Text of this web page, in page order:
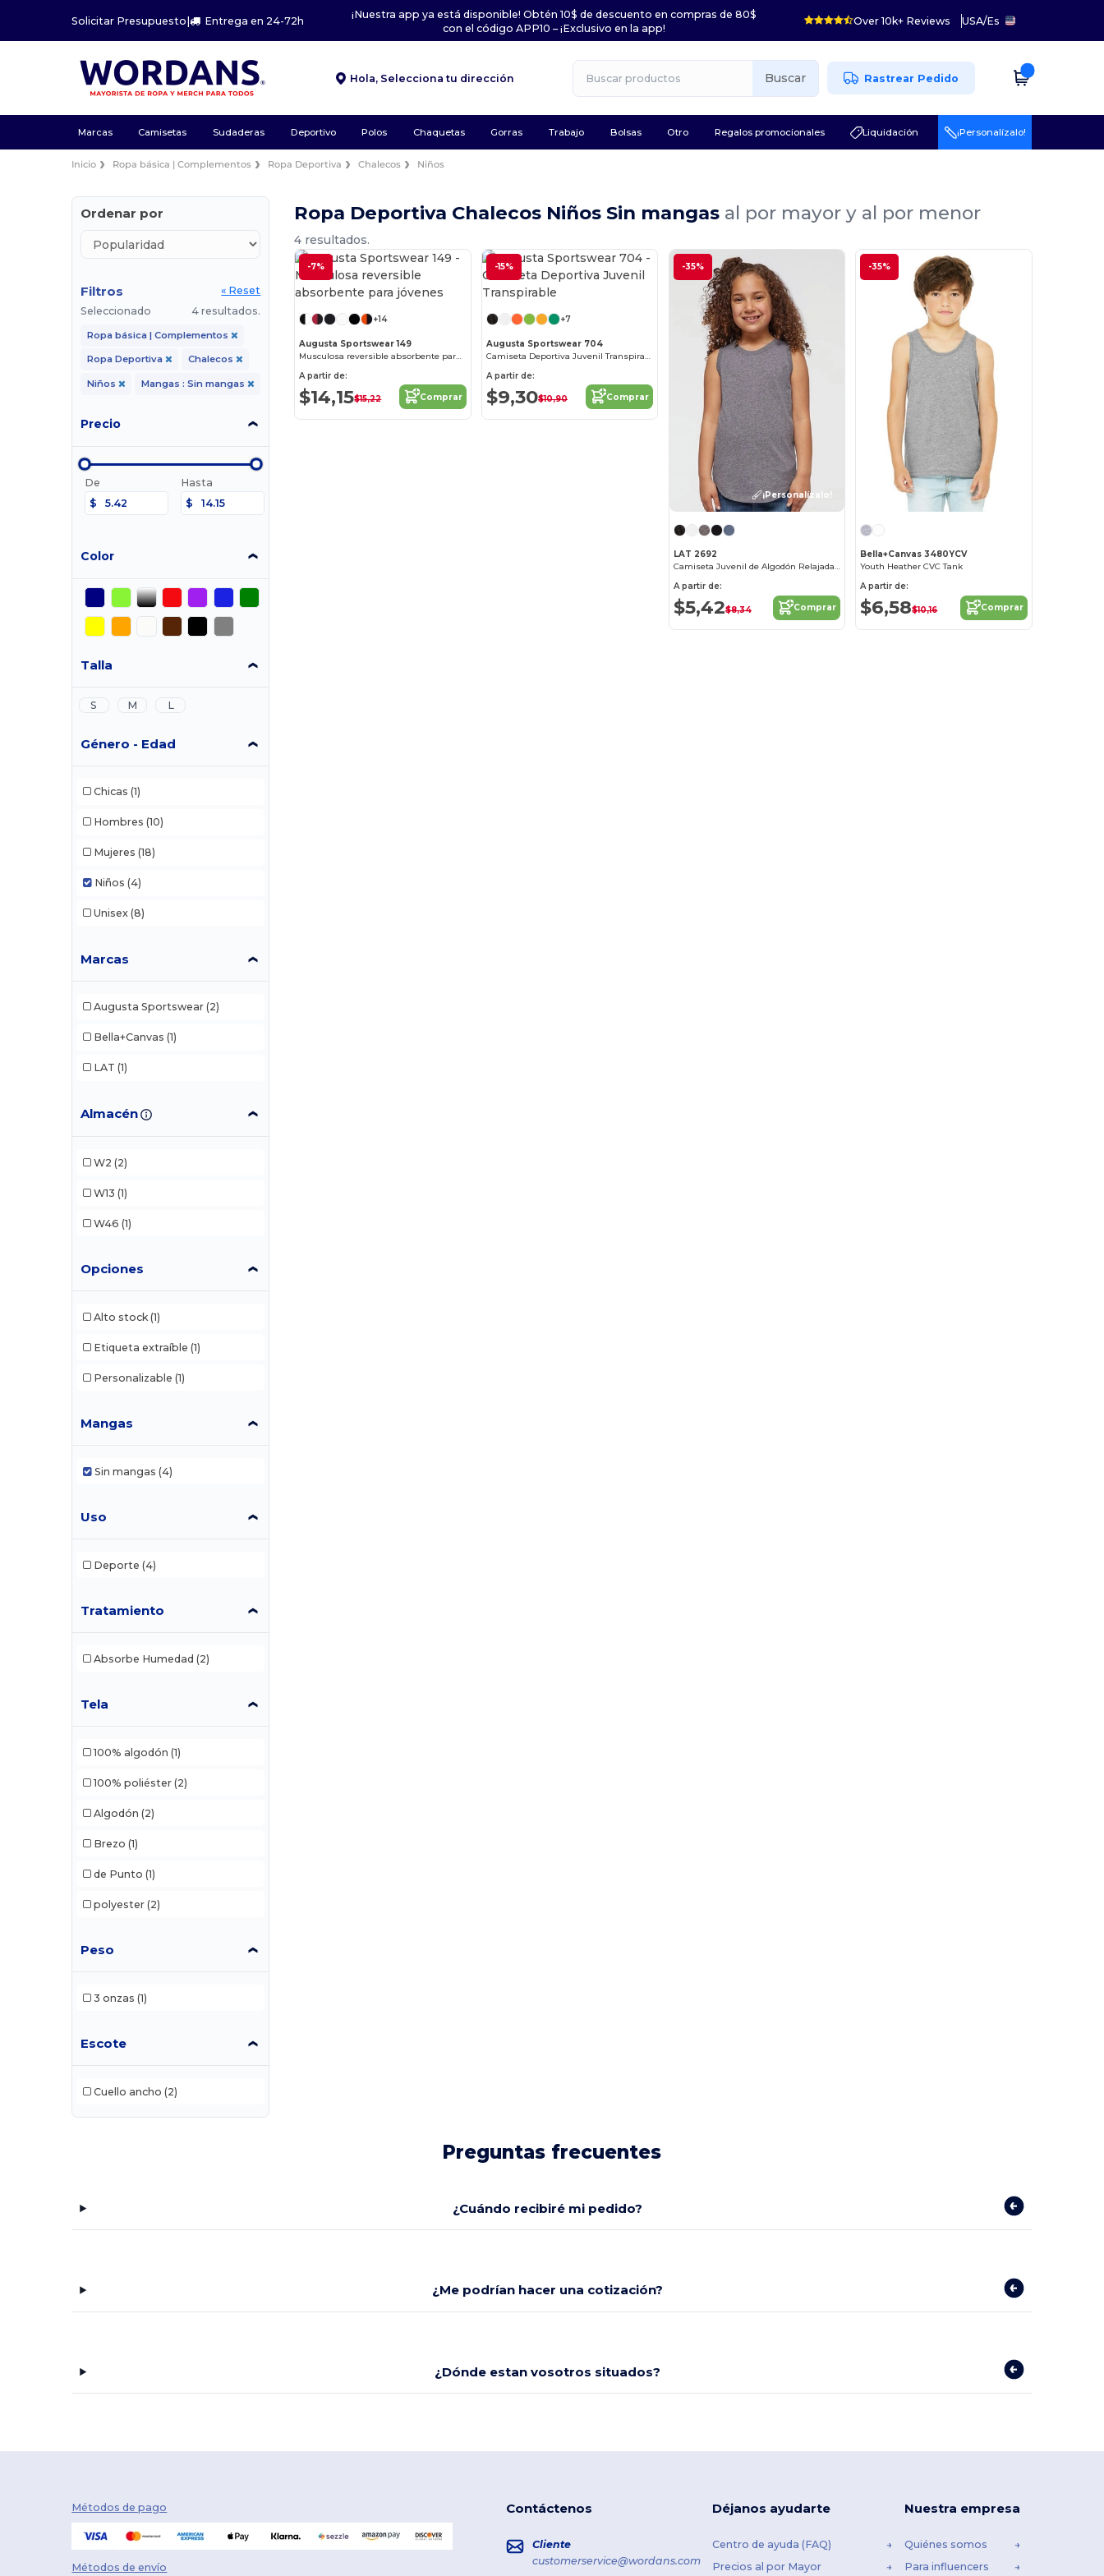
Solicitar Presupuesto| Entrega en 24-72h
¡Nuestra app ya está disponible! Obtén 10$ de descuento en compras de 80$
con el código APP10 – ¡Exclusivo en la app!
Over 10k+ Reviews USA/Es
Hola, Selecciona tu dirección Buscar Rastrear Pedido
Marcas Camisetas Sudaderas Deportivo Polos Chaquetas Gorras Trabajo Bolsas Otro Regalos promocionales Liquidación ¡Personalízalo!
Inicio Ropa básica | Complementos Ropa Deportiva Chalecos Niños
Ordenar por
Filtros
« Reset
Seleccionado
4 resultados.
Ropa básica | Complementos
Ropa Deportiva Chalecos
Niños Mangas : Sin mangas
Precio
De
$
Hasta
$
Color
Talla
S M L
Género - Edad
Chicas (1)
Hombres (10)
Mujeres (18)
Niños (4)
Unisex (8)
Marcas
Augusta Sportswear (2)
Bella+Canvas (1)
LAT (1)
Almacén
W2 (2)
W13 (1)
W46 (1)
Opciones
Alto stock (1)
Etiqueta extraíble (1)
Personalizable (1)
Mangas
Sin mangas (4)
Uso
Deporte (4)
Tratamiento
Absorbe Humedad (2)
Tela
100% algodón (1)
100% poliéster (2)
Algodón (2)
Brezo (1)
de Punto (1)
polyester (2)
Peso
3 onzas (1)
Escote
Cuello ancho (2)
Ropa Deportiva Chalecos Niños Sin mangas al por mayor y al por menor
4 resultados.
-7%
+14
Augusta Sportswear 149
Musculosa reversible absorbente para jóvenes
A partir de:
$14,15$15,22 Comprar
-15%
+7
Augusta Sportswear 704
Camiseta Deportiva Juvenil Transpirable
A partir de:
$9,30$10,90 Comprar
-35%
¡Personalízalo!
LAT 2692
Camiseta Juvenil de Algodón Relajada y Cómoda
A partir de:
$5,42$8,34 Comprar
-35%
Bella+Canvas 3480YCV
Youth Heather CVC Tank
A partir de:
$6,58$10,16 Comprar
Preguntas frecuentes
¿Cuándo recibiré mi pedido?
¿Me podrían hacer una cotización?
¿Dónde estan vosotros situados?
Métodos de pago
Métodos de envío
Contáctenos
Cliente
customerservice@wordans.com
Déjanos ayudarte
Centro de ayuda (FAQ)
Precios al por Mayor
Nuestra empresa
Quiénes somos
Para influencers